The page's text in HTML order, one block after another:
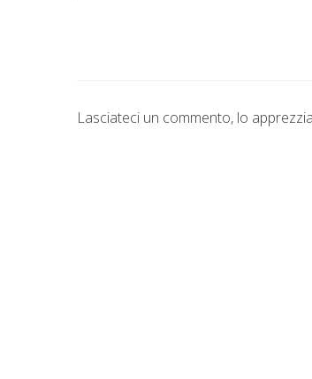
Lasciateci un commento, lo